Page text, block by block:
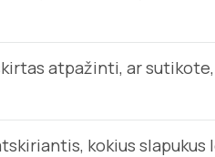
atpažinti, ar
kokius